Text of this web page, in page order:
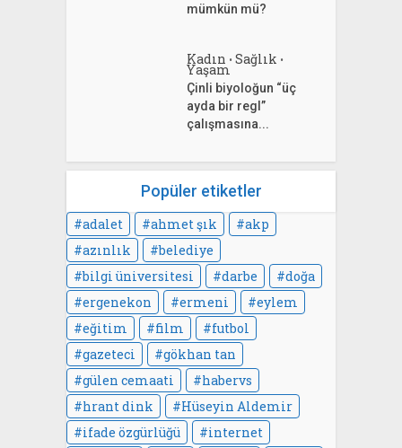
mümkün mü?
Kadın • Sağlık •
Yaşam
Çinli biyoloğun “üç
ayda bir regl”
çalışmasına...
Popüler etiketler
adalet ahmet şık
akp
azınlık
belediye
bilgi üniversitesi
darbe
doğa
ergenekon
ermeni
eylem
eğitim
film
futbol
gazeteci
gökhan tan
gülen cemaati
habervs
hrant dink
Hüseyin Aldemir
ifade özgürlüğü
internet